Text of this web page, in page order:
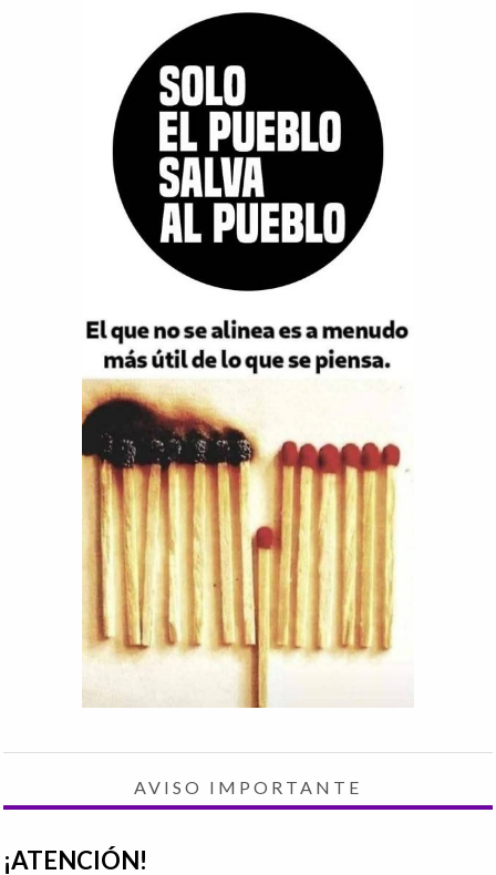
AVISO IMPORTANTE
¡ATENCIÓN!